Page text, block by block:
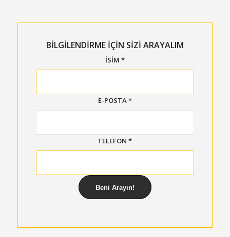
BİLGİLENDİRME İÇİN SİZİ ARAYALIM
İSIM *
E-POSTA*
TELEFON*